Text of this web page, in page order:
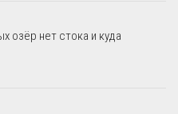
озёр нет стока и куда